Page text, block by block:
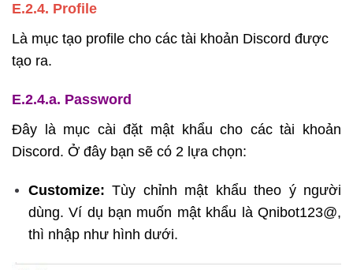
E.2.4. Profile
Là mục tạo profile cho các tài khoản Discord được
tạo ra.
E.2.4.a. Password
Đây là mục cài đặt mật khẩu cho các tài khoản
Discord. Ở đây bạn sẽ có 2 lựa chọn:
Customize: Tùy chỉnh mật khẩu theo ý người
dùng. Ví dụ bạn muốn mật khẩu là Qnibot123@,
thì nhập như hình dưới.